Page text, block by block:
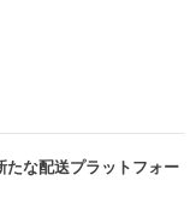
な配送プラットフォー